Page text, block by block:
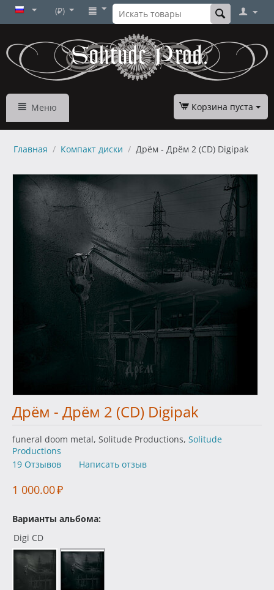
(₽)
Меню Корзина пуста
Главная / Компакт диски / Дрём - Дрём 2 (CD) Digipak
Дрём - Дрём 2 (CD) Digipak
funeral doom metal, Solitude Productions, Solitude
Productions
19 Отзывов
Написать отзыв
1 000.00₽
Варианты альбома:
Digi CD